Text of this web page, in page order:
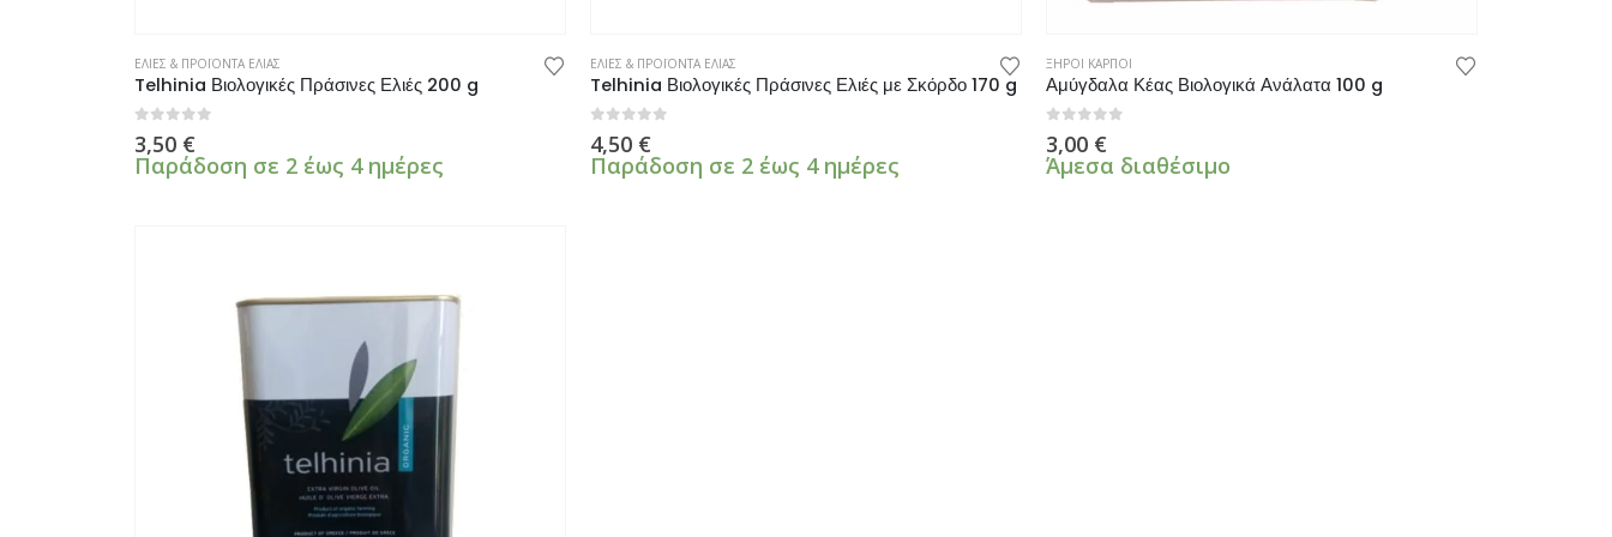
ΕΛΙΕΣ & ΠΡΟΪΟΝΤΑ ΕΛΙΑΣ
Telhinia Βιολογικές Πράσινες Ελιές 200 g
3,50 €
Παράδοση σε 2 έως 4 ημέρες
ΕΛΙΕΣ & ΠΡΟΪΟΝΤΑ ΕΛΙΑΣ
Telhinia Βιολογικές Πράσινες Ελιές με Σκόρδο 170 g
4,50 €
Παράδοση σε 2 έως 4 ημέρες
ΞΗΡΟΙ ΚΑΡΠΟΙ
Αμύγδαλα Κέας Βιολογικά Ανάλατα 100 g
3,00 €
Άμεσα διαθέσιμο